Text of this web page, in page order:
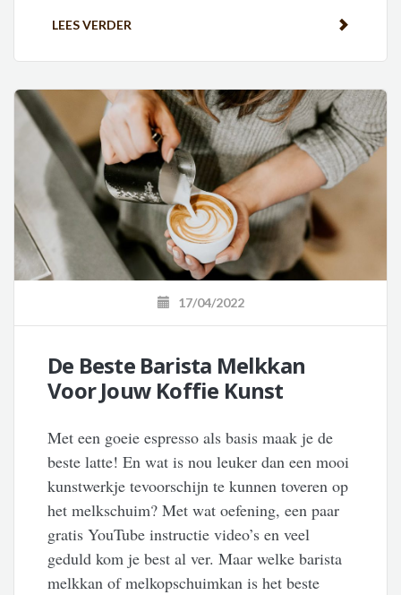
LEES VERDER
17/04/2022
De Beste Barista Melkkan
Voor Jouw Koffie Kunst
Met een goeie espresso als basis maak je de
beste latte! En wat is nou leuker dan een mooi
kunstwerkje tevoorschijn te kunnen toveren op
het melkschuim? Met wat oefening, een paar
gratis YouTube instructie video’s en veel
geduld kom je best al ver. Maar welke barista
melkkan of melkopschuimkan is het beste